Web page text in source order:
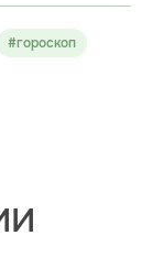
#гороскоп